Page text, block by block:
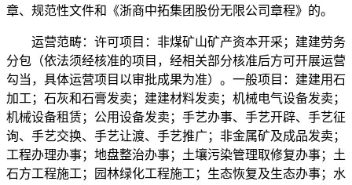
章、规范性文件和《浙商中拓集团股份无限公司章程》的。
运营范畴：许可项目：非煤矿山矿产资本开采；建建劳务
分包（依法须经核准的项目，经相关部分核准后方可开展运营
勾当，具体运营项目以审批成果为准）。一般项目：建建用石
加工；石灰和石膏发卖；建建材料发卖；机械电气设备发卖；
机械设备租赁；公用设备发卖；手艺办事、手艺开辟、手艺征
询、手艺交换、手艺让渡、手艺推广；非金属矿及成品发卖；
工程办理办事；地盘整治办事；土壤污染管理取修复办事；土
石方工程施工；园林绿化工程施工；生态恢复及生态办事；水